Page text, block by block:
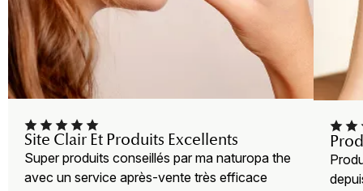
Site Clair Et Produits Excellents
Super produits conseillés par ma naturopa the
avec un service après-vente très efficace